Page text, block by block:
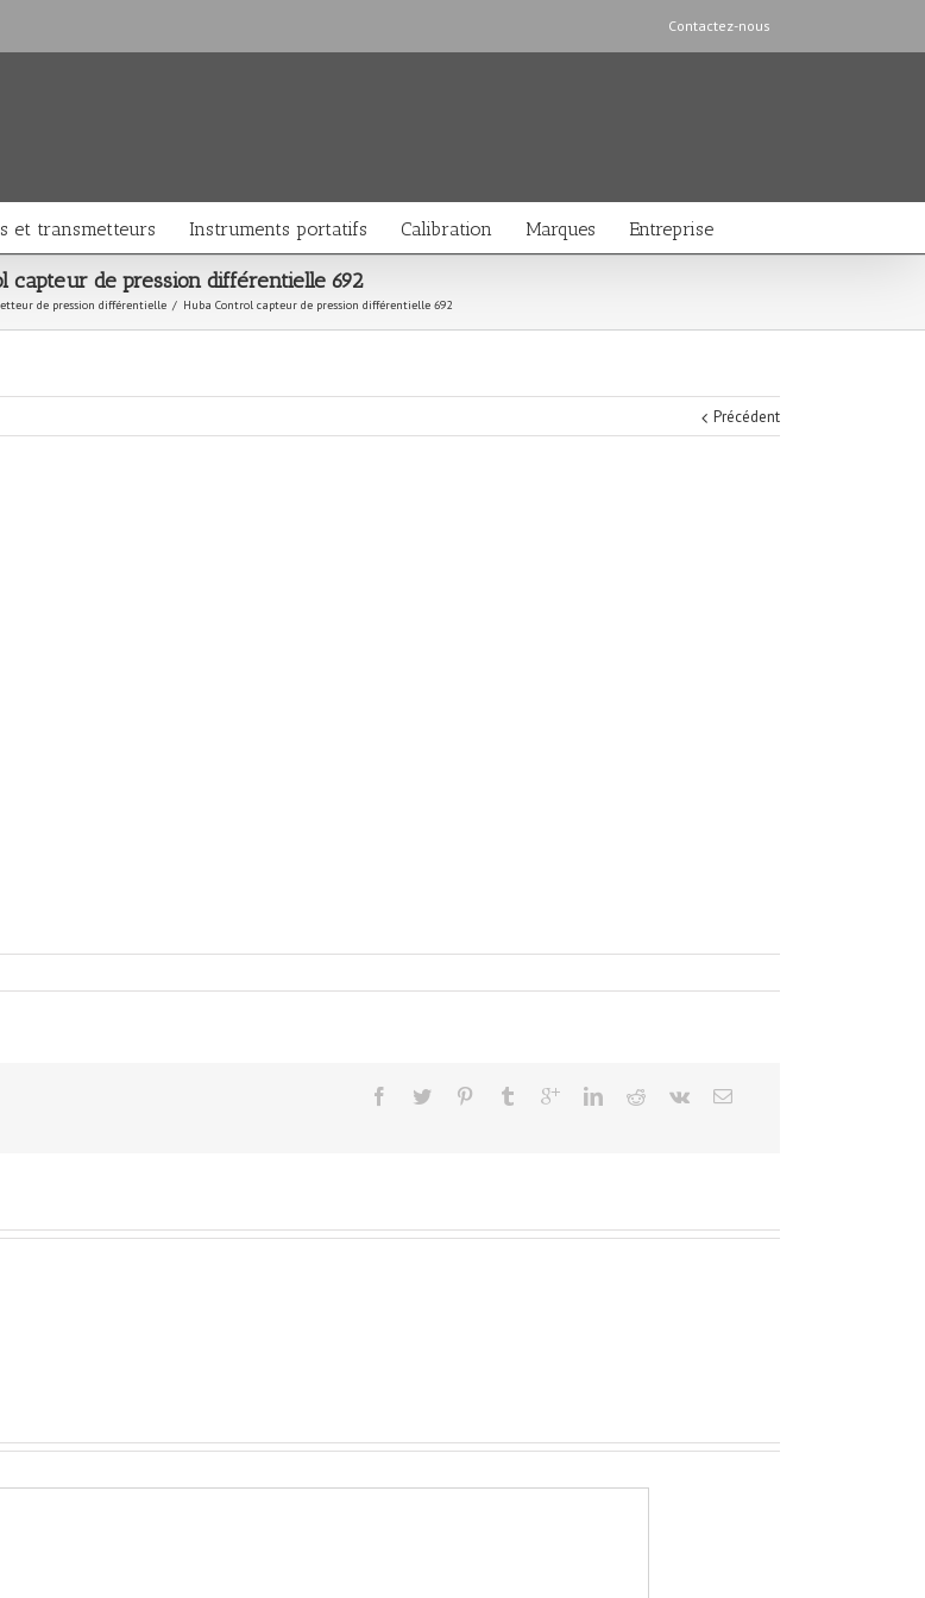
Contactez-nous
et transmetteurs Instruments portatifs Calibration Marques Entreprise
capteur de pression différentielle 692
de pression différentielle / Huba Control capteur de pression différentielle 692
Précédent